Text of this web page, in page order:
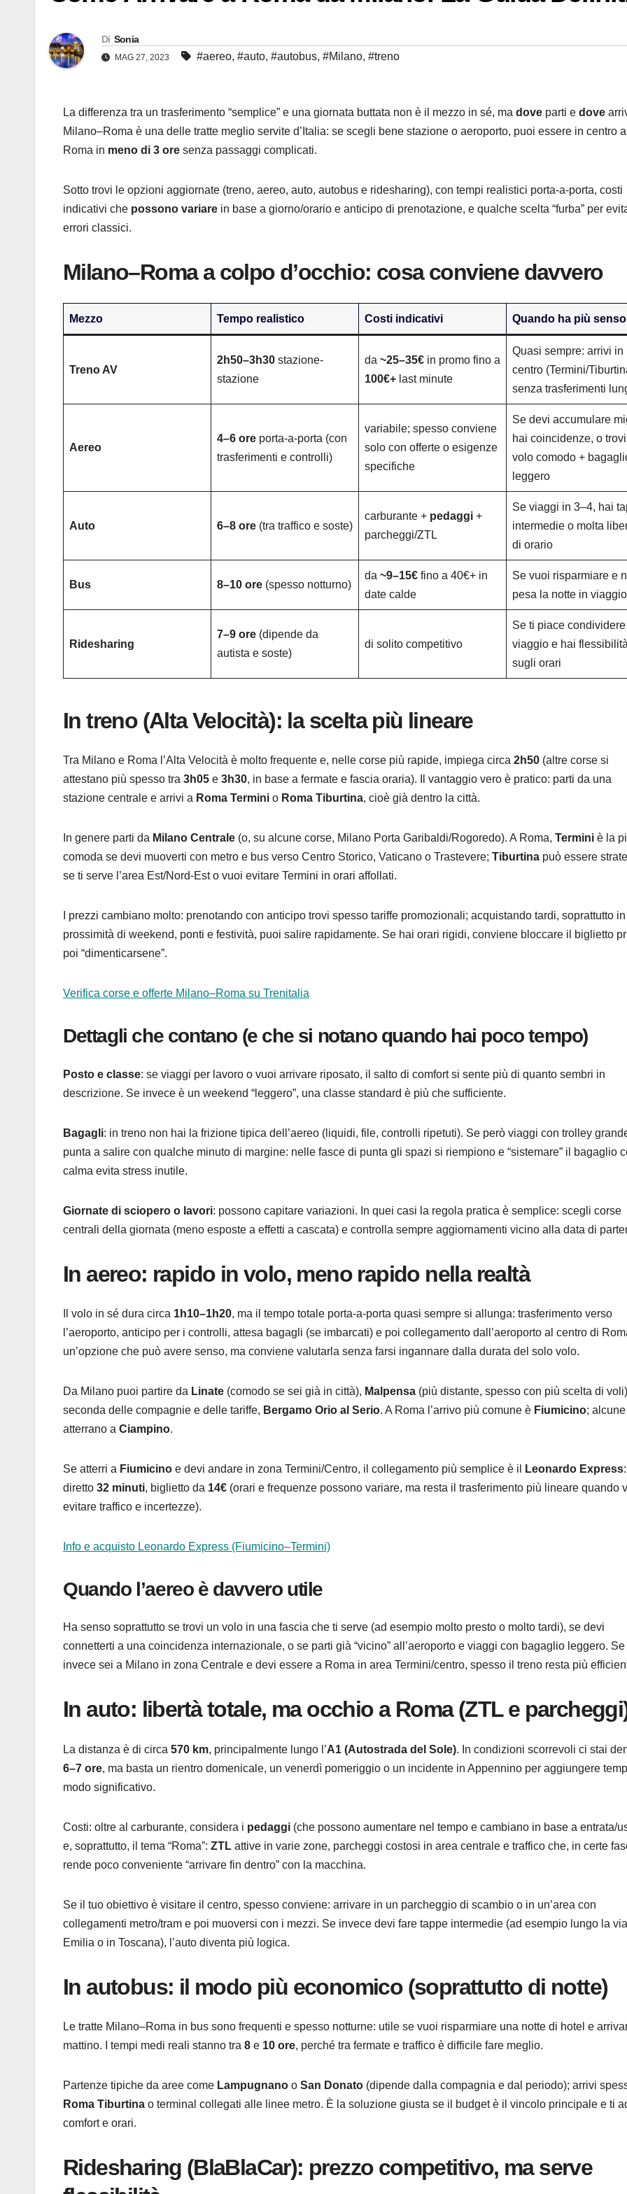
Di Sonia
MAG 27, 2023 #aereo, #auto, #autobus, #Milano, #treno
La differenza tra un trasferimento “semplice” e una giornata buttata non è il mezzo in sé, ma dove parti e dove
Milano–Roma è una delle tratte meglio servite d’Italia: se scegli bene stazione o aeroporto, puoi essere in centro a
Roma in meno di 3 ore senza passaggi complicati.
Sotto trovi le opzioni aggiornate (treno, aereo, auto, autobus e ridesharing), con tempi realistici porta-a-porta, costi
indicativi che possono variare in base a giorno/orario e anticipo di prenotazione, e qualche scelta “furba” per
errori classici.
Milano–Roma a colpo d’occhio: cosa conviene davvero
Mezzo Tempo realistico Costi indicativi Quando ha più senso
Treno AV
2h50–3h30 stazione-
stazione
da ~25–35€ in promo fino a
100€+ last minute
Quasi sempre: arrivi in
centro (Termini/
senza trasferimenti
Aereo
4–6 ore porta-a-porta (con
trasferimenti e controlli)
variabile; spesso conviene
solo con offerte o esigenze
specifiche
Se devi accumulare
hai coincidenze, o
volo comodo +
leggero
Auto 6–8 ore (tra traffico e soste)
carburante + pedaggi +
parcheggi/ZTL
Se viaggi in 3–4, hai
intermedie o molta
di orario
Bus 8–10 ore (spesso notturno)
da ~9–15€ fino a 40€+ in
date calde
Se vuoi risparmiare e
pesa la notte in viaggio
Ridesharing
7–9 ore (dipende da
autista e soste)
di solito competitivo
Se ti piace condividere
viaggio e hai flessibilità
sugli orari
In treno (Alta Velocità): la scelta più lineare
Tra Milano e Roma l’Alta Velocità è molto frequente e, nelle corse più rapide, impiega circa 2h50 (altre corse si
attestano più spesso tra 3h05 e 3h30, in base a fermate e fascia oraria). Il vantaggio vero è pratico: parti da una
stazione centrale e arrivi a Roma Termini o Roma Tiburtina, cioè già dentro la città.
In genere parti da Milano Centrale (o, su alcune corse, Milano Porta Garibaldi/Rogoredo). A Roma, Termini è la
comoda se devi muoverti con metro e bus verso Centro Storico, Vaticano o Trastevere; Tiburtina può essere
se ti serve l’area Est/Nord-Est o vuoi evitare Termini in orari affollati.
I prezzi cambiano molto: prenotando con anticipo trovi spesso tariffe promozionali; acquistando tardi, soprattutto in
prossimità di weekend, ponti e festività, puoi salire rapidamente. Se hai orari rigidi, conviene bloccare il biglietto
poi “dimenticarsene”.
Verifica corse e offerte Milano–Roma su Trenitalia
Dettagli che contano (e che si notano quando hai poco tempo)
Posto e classe: se viaggi per lavoro o vuoi arrivare riposato, il salto di comfort si sente più di quanto sembri in
descrizione. Se invece è un weekend “leggero”, una classe standard è più che sufficiente.
Bagagli: in treno non hai la frizione tipica dell’aereo (liquidi, file, controlli ripetuti). Se però viaggi con trolley
punta a salire con qualche minuto di margine: nelle fasce di punta gli spazi si riempiono e “sistemare” il bagaglio
calma evita stress inutile.
Giornate di sciopero o lavori: possono capitare variazioni. In quei casi la regola pratica è semplice: scegli corse
centrali della giornata (meno esposte a effetti a cascata) e controlla sempre aggiornamenti vicino alla data di
In aereo: rapido in volo, meno rapido nella realtà
Il volo in sé dura circa 1h10–1h20, ma il tempo totale porta-a-porta quasi sempre si allunga: trasferimento verso
l’aeroporto, anticipo per i controlli, attesa bagagli (se imbarcati) e poi collegamento dall’aeroporto al centro di
un’opzione che può avere senso, ma conviene valutarla senza farsi ingannare dalla durata del solo volo.
Da Milano puoi partire da Linate (comodo se sei già in città), Malpensa (più distante, spesso con più scelta di
seconda delle compagnie e delle tariffe, Bergamo Orio al Serio. A Roma l’arrivo più comune è Fiumicino;
atterrano a Ciampino.
Se atterri a Fiumicino e devi andare in zona Termini/Centro, il collegamento più semplice è il Leonardo Express
diretto 32 minuti, biglietto da 14€ (orari e frequenze possono variare, ma resta il trasferimento più lineare quando
evitare traffico e incertezze).
Info e acquisto Leonardo Express (Fiumicino–Termini)
Quando l’aereo è davvero utile
Ha senso soprattutto se trovi un volo in una fascia che ti serve (ad esempio molto presto o molto tardi), se devi
connetterti a una coincidenza internazionale, o se parti già “vicino” all’aeroporto e viaggi con bagaglio leggero. Se
invece sei a Milano in zona Centrale e devi essere a Roma in area Termini/centro, spesso il treno resta più
In auto: libertà totale, ma occhio a Roma (ZTL e
La distanza è di circa 570 km, principalmente lungo l’A1 (Autostrada del Sole). In condizioni scorrevoli ci stai
6–7 ore, ma basta un rientro domenicale, un venerdì pomeriggio o un incidente in Appennino per aggiungere
modo significativo.
Costi: oltre al carburante, considera i pedaggi (che possono aumentare nel tempo e cambiano in base a entrata/
e, soprattutto, il tema “Roma”: ZTL attive in varie zone, parcheggi costosi in area centrale e traffico che, in certe
rende poco conveniente “arrivare fin dentro” con la macchina.
Se il tuo obiettivo è visitare il centro, spesso conviene: arrivare in un parcheggio di scambio o in un’area con
collegamenti metro/tram e poi muoversi con i mezzi. Se invece devi fare tappe intermedie (ad esempio lungo la via
Emilia o in Toscana), l’auto diventa più logica.
In autobus: il modo più economico (soprattutto di notte)
Le tratte Milano–Roma in bus sono frequenti e spesso notturne: utile se vuoi risparmiare una notte di hotel e
mattino. I tempi medi reali stanno tra 8 e 10 ore, perché tra fermate e traffico è difficile fare meglio.
Partenze tipiche da aree come Lampugnano o San Donato (dipende dalla compagnia e dal periodo); arrivi
Roma Tiburtina o terminal collegati alle linee metro. È la soluzione giusta se il budget è il vincolo principale e ti
comfort e orari.
Ridesharing (BlaBlaCar): prezzo competitivo, ma serve